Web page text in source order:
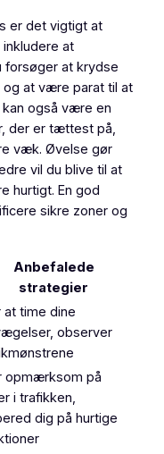
er det vigtigt at
at
forsøger at krydse
og at være parat til at
også være en
der er tættest på,
væk. Øvelse gør
vil du blive til at
hurtigt. En god
sikre zoner og
Anbefalede
strategier
at time dine
observer
opmærksom på
i trafikken,
dig på hurtige